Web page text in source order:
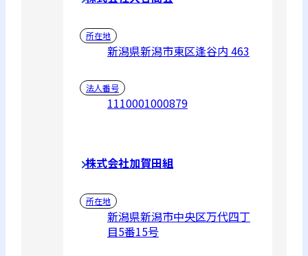
所在地
新潟県新潟市東区逢谷内 463
法人番号
1110001000879
株式会社加賀田組
所在地
新潟県新潟市中央区万代四丁
目5番15号